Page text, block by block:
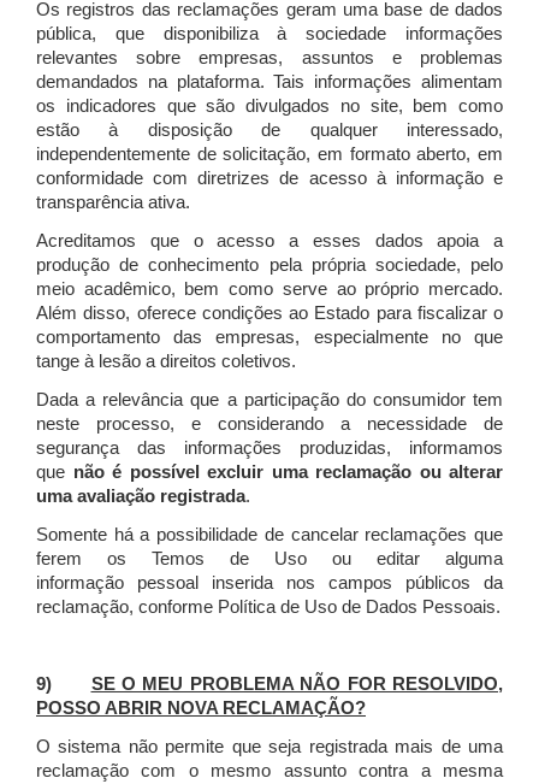
Os registros das reclamações geram uma base de dados
pública, que disponibiliza à sociedade informações
relevantes sobre empresas, assuntos e problemas
demandados na plataforma. Tais informações alimentam
os indicadores que são divulgados no site, bem como
estão à disposição de qualquer interessado,
independentemente de solicitação, em formato aberto, em
conformidade com diretrizes de acesso à informação e
transparência ativa.
Acreditamos que o acesso a esses dados apoia a
produção de conhecimento pela própria sociedade, pelo
meio acadêmico, bem como serve ao próprio mercado.
Além disso, oferece condições ao Estado para fiscalizar o
comportamento das empresas, especialmente no que
tange à lesão a direitos coletivos.
Dada a relevância que a participação do consumidor tem
neste processo, e considerando a necessidade de
segurança das informações produzidas, informamos
que não é possível excluir uma reclamação ou alterar
uma avaliação registrada.
Somente há a possibilidade de cancelar reclamações que
ferem os Temos de Uso ou editar alguma
informação pessoal inserida nos campos públicos da
reclamação, conforme Política de Uso de Dados Pessoais.
9) SE O MEU PROBLEMA NÃO FOR RESOLVIDO,
POSSO ABRIR NOVA RECLAMAÇÃO?
O sistema não permite que seja registrada mais de uma
reclamação com o mesmo assunto contra a mesma